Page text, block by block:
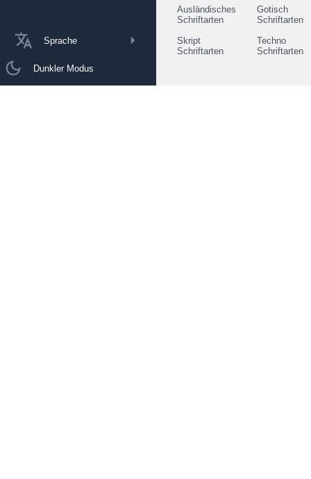
Sprache
Dunkler Modus
Ausländisches
Schriftarten
Gotisch
Schriftarten
Skript
Schriftarten
Techno
Schriftarten